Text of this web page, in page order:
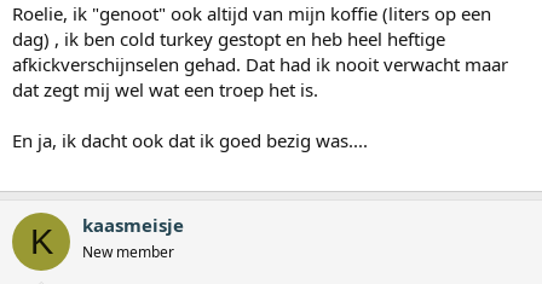
Roelie, ik "genoot" ook altijd van mijn koffie (liters op een
dag) , ik ben cold turkey gestopt en heb heel heftige
afkickverschijnselen gehad. Dat had ik nooit verwacht maar
dat zegt mij wel wat een troep het is.
En ja, ik dacht ook dat ik goed bezig was....
K kaasmeisje
New member